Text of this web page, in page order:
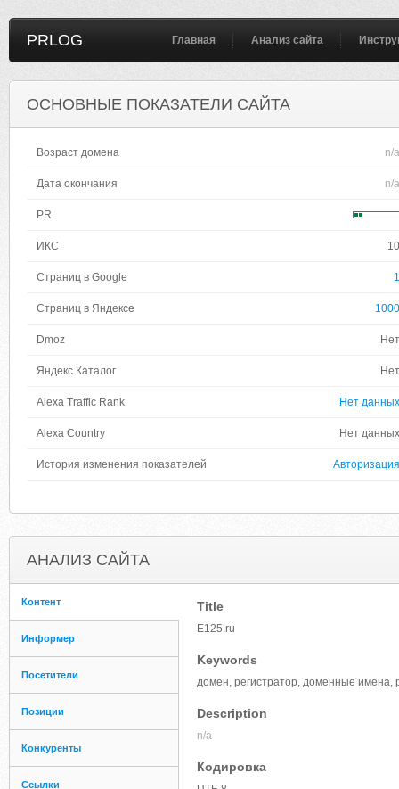
PRLOG Главная Анализ сайта
ОСНОВНЫЕ ПОКАЗАТЕЛИ САЙТА
Возраст домена n/a
Дата окончания n/a
PR
ИКС 10
Страниц в Google 1
Страниц в Яндексе 1000
Dmoz Нет
Яндекс Каталог Нет
Alexa Traffic Rank Нет данных
Alexa Country Нет данных
История изменения показателей Авторизация
АНАЛИЗ САЙТА
Контент
Информер
Посетители
Позиции
Конкуренты
Ссылки
Title
E125.ru
Keywords
домен, регистратор, доменные имена,
Description
n/a
Кодировка